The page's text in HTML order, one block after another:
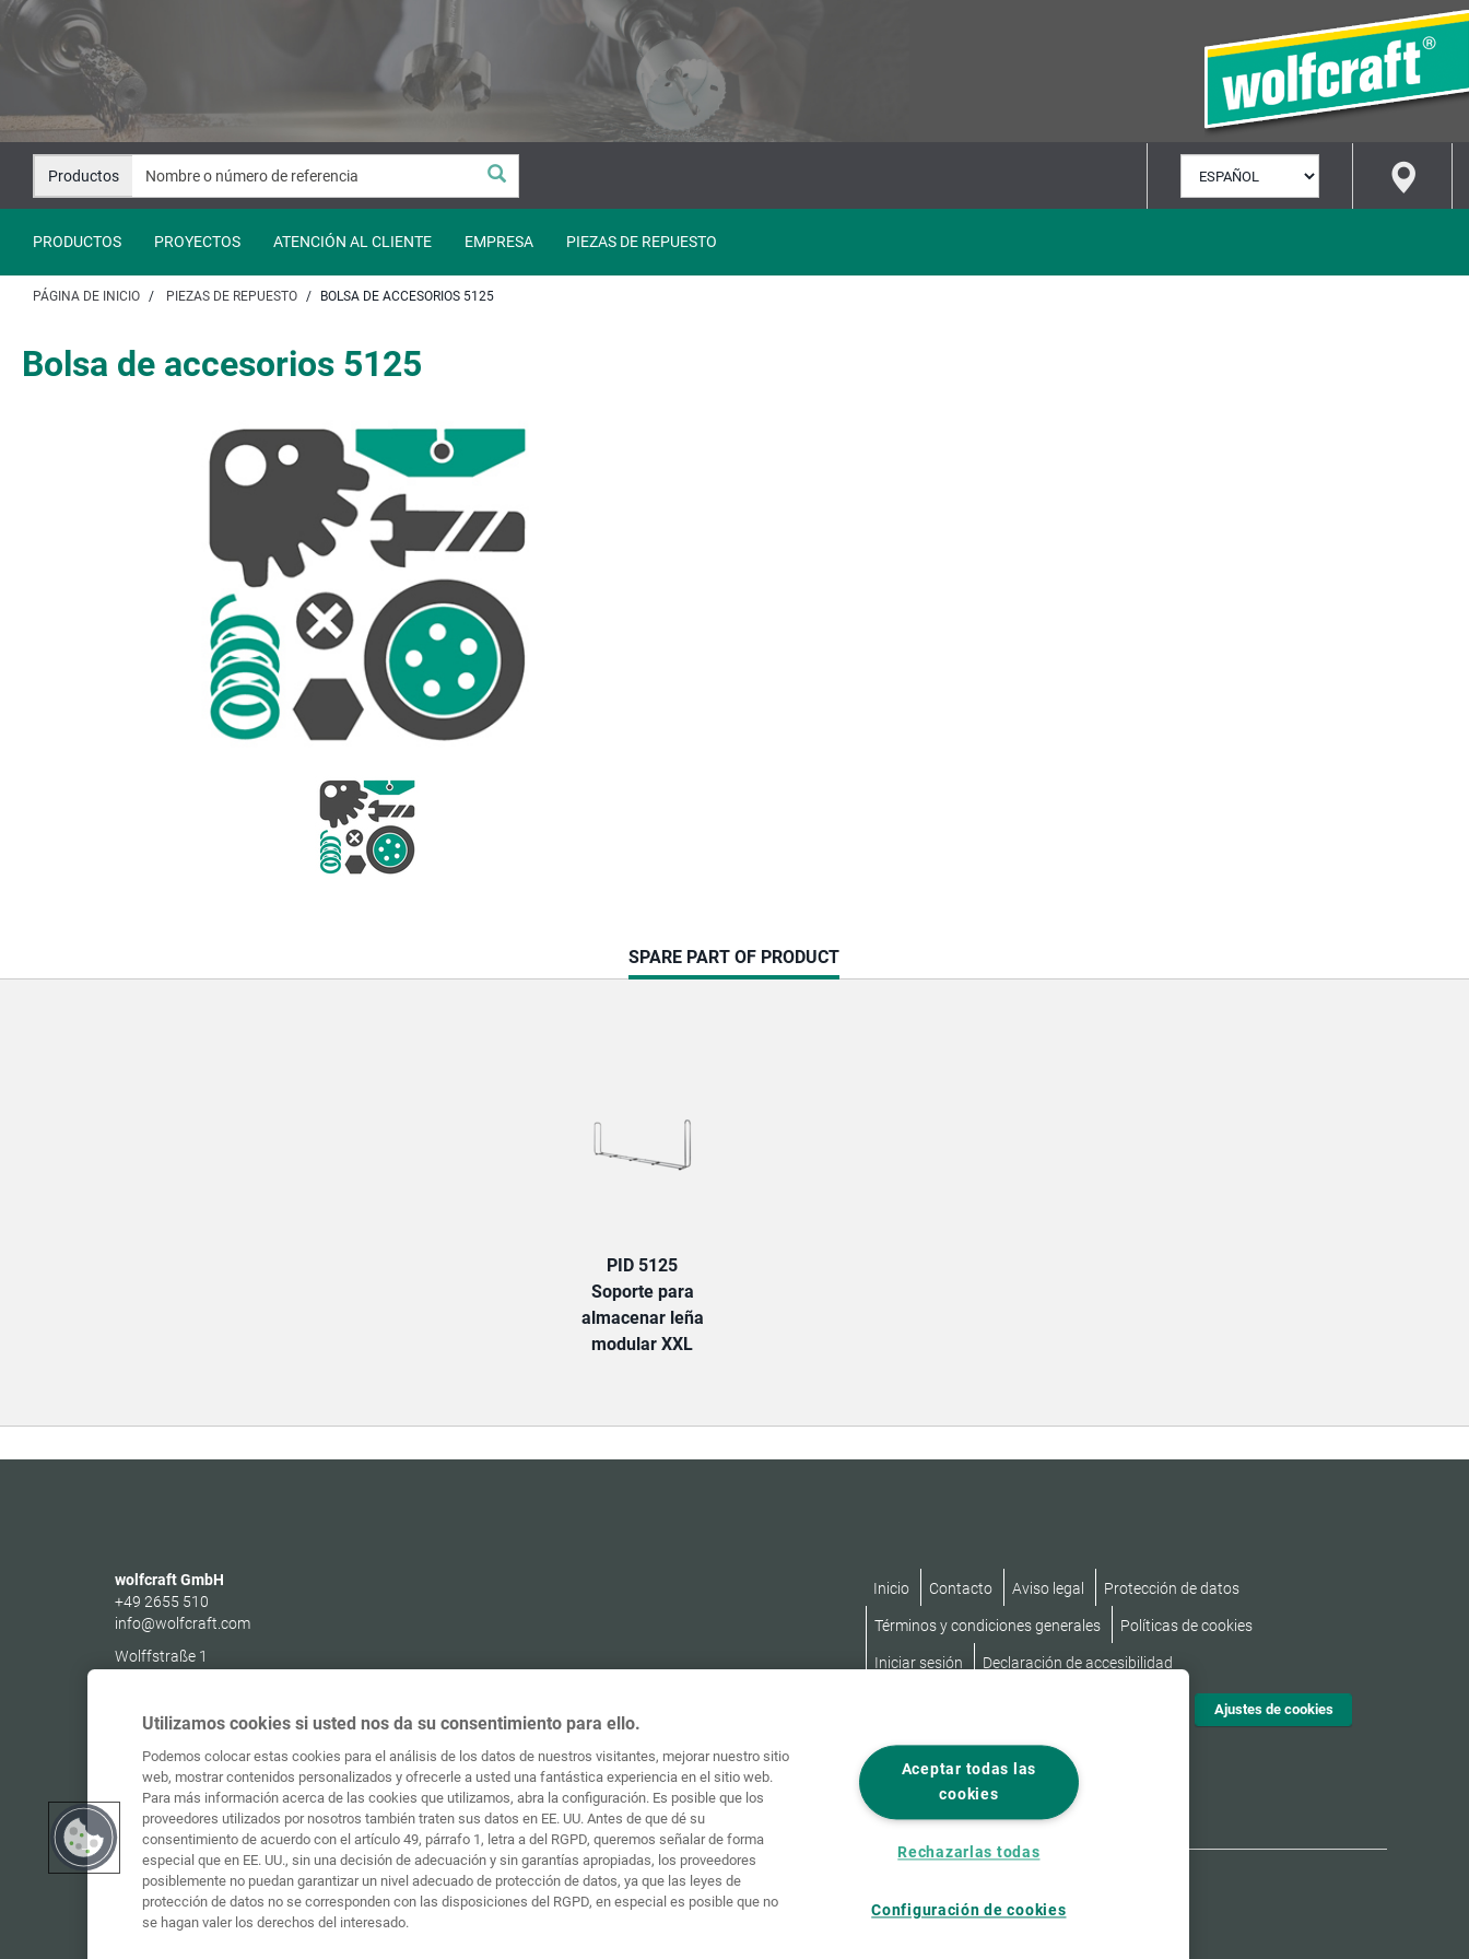
Saltar
contenido
Saltar
Productos
IDIOMA
PRODUCTOS PROYECTOS ATENCIÓN AL CLIENTE EMPRESA PIEZAS DE REPUESTO
PÁGINA DE INICIO PIEZAS DE REPUESTO BOLSA DE ACCESORIOS 5125
Bolsa de accesorios 5125
CURRENT
TAB:
SPARE PART OF PRODUCT
PID 5125
Soporte para
almacenar leña
modular XXL
wolfcraft GmbH
+49 2655 510
info@wolfcraft.com
Wolffstraße 1
Inicio Contacto Aviso legal Protección de datos
Términos y condiciones generales Políticas de cookies
Iniciar sesión Declaración de accesibilidad
Ajustes de cookies
Utilizamos cookies si usted nos da su consentimiento para ello.
Podemos colocar estas cookies para el análisis de los datos de nuestros visitantes, mejorar nuestro sitio
web, mostrar contenidos personalizados y ofrecerle a usted una fantástica experiencia en el sitio web.
Para más información acerca de las cookies que utilizamos, abra la configuración. Es posible que los
proveedores utilizados por nosotros también traten sus datos en EE. UU. Antes de que dé su
consentimiento de acuerdo con el artículo 49, párrafo 1, letra a del RGPD, queremos señalar de forma
especial que en EE. UU., sin una decisión de adecuación y sin garantías apropiadas, los proveedores
posiblemente no puedan garantizar un nivel adecuado de protección de datos, ya que las leyes de
protección de datos no se corresponden con las disposiciones del RGPD, en especial es posible que no
se hagan valer los derechos del interesado.
Aceptar todas las
cookies
Rechazarlas todas
Configuración de cookies